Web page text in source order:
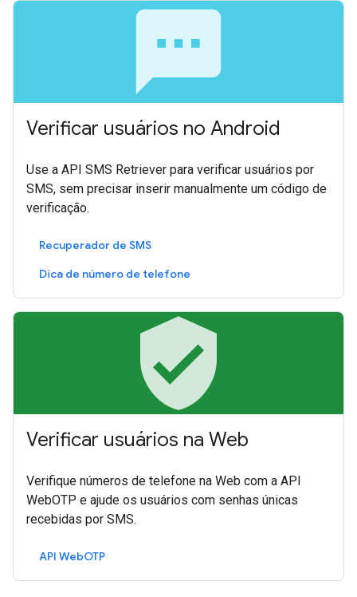
sms
Verificar usuários no Android
Use a API SMS Retriever para verificar usuários por
SMS, sem precisar inserir manualmente um código de
verificação.
Recuperador de SMS
Dica de número de telefone
verified_user
Verificar usuários na Web
Verifique números de telefone na Web com a API
WebOTP e ajude os usuários com senhas únicas
recebidas por SMS.
API WebOTP